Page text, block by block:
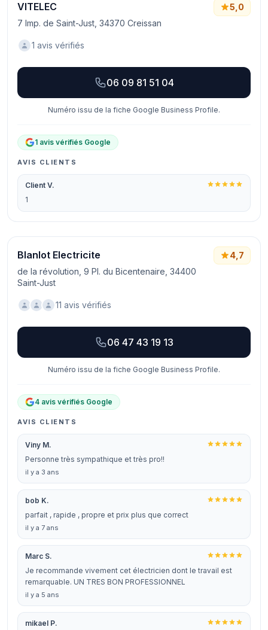
VITELEC
7 Imp. de Saint-Just, 34370 Creissan
5,0
1 avis vérifiés
06 09 81 51 04
Numéro issu de la fiche Google Business Profile.
1 avis vérifiés Google
AVIS CLIENTS
Client V.
1
Blanlot Electricite
de la révolution, 9 Pl. du Bicentenaire, 34400
Saint-Just
4,7
11 avis vérifiés
06 47 43 19 13
Numéro issu de la fiche Google Business Profile.
4 avis vérifiés Google
AVIS CLIENTS
Viny M.
Personne très sympathique et très pro!!
il y a 3 ans
bob K.
parfait , rapide , propre et prix plus que correct
il y a 7 ans
Marc S.
Je recommande vivement cet électricien dont le travail est
remarquable. UN TRES BON PROFESSIONNEL
il y a 5 ans
mikael P.